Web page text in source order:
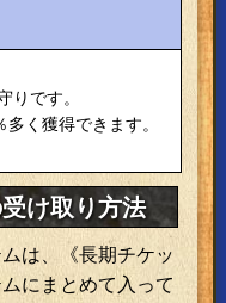
りです。
く獲得できます。
け取り方法
は、《長期チケッ
にまとめて入って